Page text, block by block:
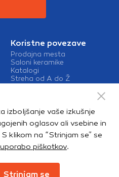
Koristne povezave
Prodajna mesta
Saloni keramike
Katalogi
Streha od A do Ž
izboljšanje vaše izkušnje
oglasov ali vsebine in
klikom na “Strinjam se” se
uporabo piškotkov.
Strinjam se